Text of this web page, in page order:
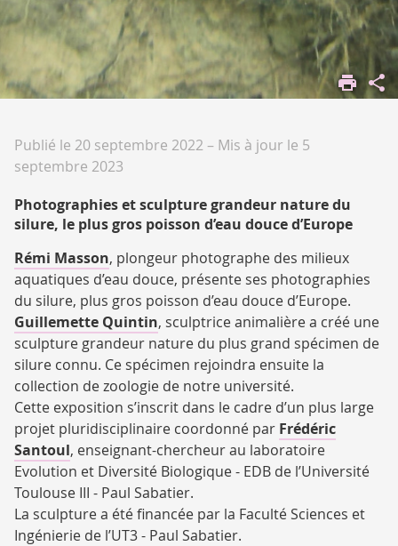
ACCUEIL
VIVRE
CAMPUS
CULTURE
Publié le 20 septembre 2022 – Mis à jour le 5
septembre 2023
Photographies et sculpture grandeur nature du
silure, le plus gros poisson d’eau douce d’Europe
Rémi Masson, plongeur photographe des milieux
aquatiques d’eau douce, présente ses photographies
du silure, plus gros poisson d’eau douce d’Europe.
Guillemette Quintin, sculptrice animalière a créé une
sculpture grandeur nature du plus grand spécimen de
silure connu. Ce spécimen rejoindra ensuite la
collection de zoologie de notre université.
Cette exposition s’inscrit dans le cadre d’un plus large
projet pluridisciplinaire coordonné par Frédéric
Santoul, enseignant-chercheur au laboratoire
Evolution et Diversité Biologique - EDB de l’Université
Toulouse III - Paul Sabatier.
La sculpture a été financée par la Faculté Sciences et
Ingénierie de l’UT3 - Paul Sabatier.